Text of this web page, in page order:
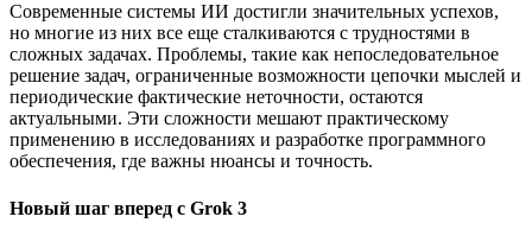
Современные системы ИИ достигли значительных успехов,
но многие из них все еще сталкиваются с трудностями в
сложных задачах. Проблемы, такие как непоследовательное
решение задач, ограниченные возможности цепочки мыслей и
периодические фактические неточности, остаются
актуальными. Эти сложности мешают практическому
применению в исследованиях и разработке программного
обеспечения, где важны нюансы и точность.
Новый шаг вперед с Grok 3